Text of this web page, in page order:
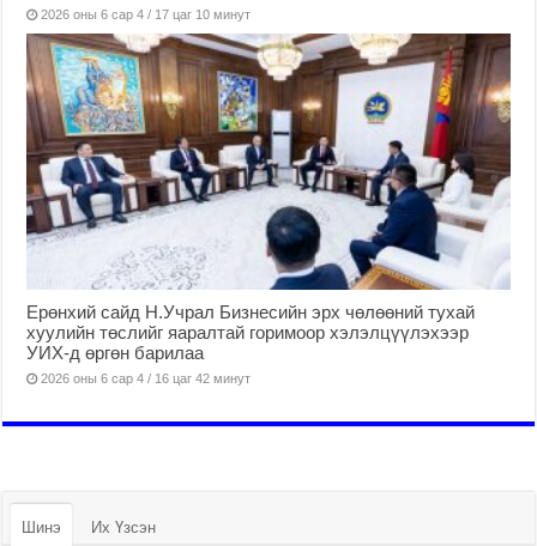
2026 оны 6 сар 4 / 17 цаг 10 минут
Ерөнхий сайд Н.Учрал Бизнесийн эрх чөлөөний тухай
хуулийн төслийг яаралтай горимоор хэлэлцүүлэхээр
УИХ-д өргөн барилаа
2026 оны 6 сар 4 / 16 цаг 42 минут
Шинэ Их Үзсэн